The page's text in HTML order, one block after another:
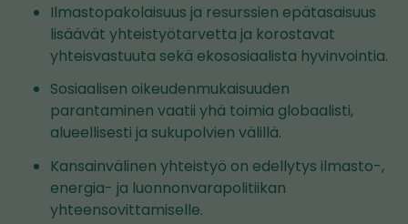
Ilmastopakolaisuus ja resurssien epätasaisuus
lisäävät yhteistyötarvetta ja korostavat
yhteisvastuuta sekä ekososiaalista hyvinvointia.
Sosiaalisen oikeudenmukaisuuden
parantaminen vaatii yhä toimia globaalisti,
alueellisesti ja sukupolvien välillä.
Kansainvälinen yhteistyö on edellytys ilmasto-,
energia- ja luonnonvarapolitiikan
yhteensovittamiselle.